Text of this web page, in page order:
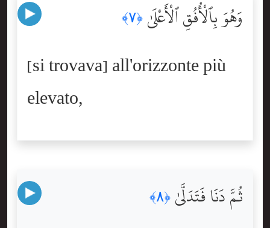
وَهُوَ بِٱلْأُفُقِ ٱلْأَعْلَىٰ ﴿٧﴾
[si trovava] all'orizzonte più
elevato,
ثُمَّ دَنَا فَتَدَلَّىٰ ﴿٨﴾